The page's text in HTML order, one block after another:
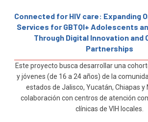
Connected for HIV care: Expanding
Services for GBTQI+ Adolescents
Through Digital Innovation and
Partnerships
Este proyecto busca desarrollar una
y jóvenes (de 16 a 24 años) de la
estados de Jalisco, Yucatán, Chiapas y
colaboración con centros de atención
clínicas de VIH locales.